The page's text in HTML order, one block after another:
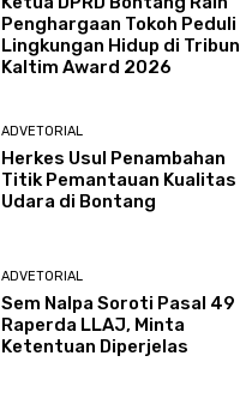
Penghargaan Tokoh Peduli
Lingkungan Hidup di Tribun
Kaltim Award 2026
ADVETORIAL
Herkes Usul Penambahan
Titik Pemantauan Kualitas
Udara di Bontang
ADVETORIAL
Sem Nalpa Soroti Pasal 49
Raperda LLAJ, Minta
Ketentuan Diperjelas